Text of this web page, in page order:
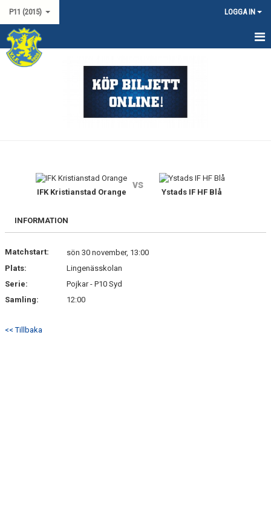
P11 (2015) LOGGA IN
HEM
DOKUMENT
KONTAKT
IFK Kristianstad Orange
vs
Ystads IF HF Blå
INFORMATION
Matchstart:
sön 30 november, 13:00
Plats:
Lingenässkolan
Serie:
Pojkar - P10 Syd
Samling:
12:00
<< Tillbaka